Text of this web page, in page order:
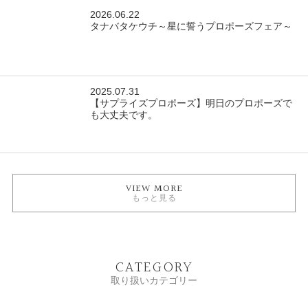
2026.06.22
タナバタケウチ～星に誓うプロポーズフェア～
2025.07.31
【サプライズプロポーズ】明日のプロポーズで
も大丈夫です。
VIEW MORE
もっと見る
CATEGORY
取り扱いカテゴリー